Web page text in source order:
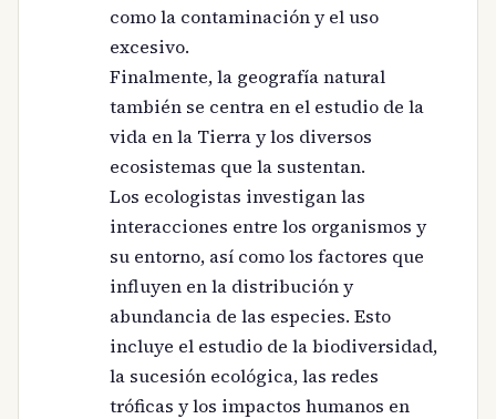
como la contaminación y el uso
excesivo.
Finalmente, la geografía natural
también se centra en el estudio de la
vida en la Tierra y los diversos
ecosistemas que la sustentan.
Los ecologistas investigan las
interacciones entre los organismos y
su entorno, así como los factores que
influyen en la distribución y
abundancia de las especies. Esto
incluye el estudio de la biodiversidad,
la sucesión ecológica, las redes
tróficas y los impactos humanos en